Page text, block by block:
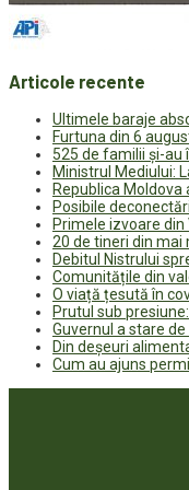
Articole recente
Ultimele baraje
Furtuna din 6
525 de familii și-au
Ministrul Mediului:
Republica
Posibile
Primele izvoare
20 de tineri din mai
Debitul Nistrului
Comunitățile din
O viață țesută în
Prutul sub
Guvernul a stare
Din deșeuri
Cum au ajuns